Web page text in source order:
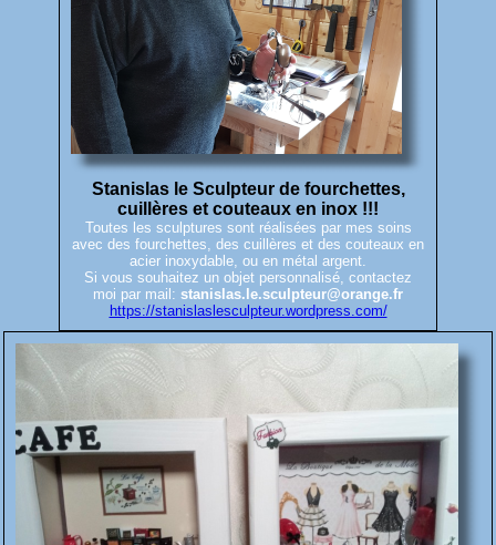
Stanislas le Sculpteur de fourchettes,
cuillères et couteaux en inox !!!
Toutes les sculptures sont réalisées par mes soins
avec des fourchettes, des cuillères et des couteaux en
acier inoxydable, ou en métal argent.
Si vous souhaitez un objet personnalisé, contactez
moi par mail: stanislas.le.sculpteur@orange.fr
https://stanislaslesculpteur.wordpress.com/